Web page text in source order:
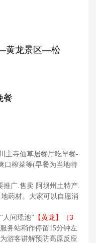
黄龙景区—松
餐
主寺仙草居餐厅吃早餐-
口榨菜等(早餐为当地特
广.售卖 阿坝州土特产.
药材。大家可以自愿消
人间瑶池” 【黄龙】（3
务站稍作停留15分钟左
游客讲解预防高原反应